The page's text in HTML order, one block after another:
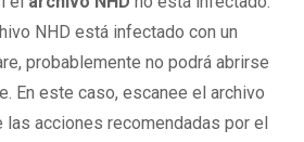
NHD está infectado con un
probablemente no podrá abrirse
En este caso, escanee el archivo
las acciones recomendadas por el